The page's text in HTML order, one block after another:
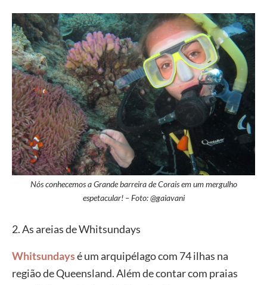
Nós conhecemos a Grande barreira de Corais em um mergulho
espetacular! – Foto: @gaiavani
2. As areias de Whitsundays
Whitsundaysé um arquipélago com 74 ilhas na
região de Queensland. Além de contar com praias